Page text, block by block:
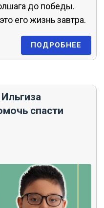
до победы.
его жизнь завтра.
ПОДРОБНЕЕ
спасти